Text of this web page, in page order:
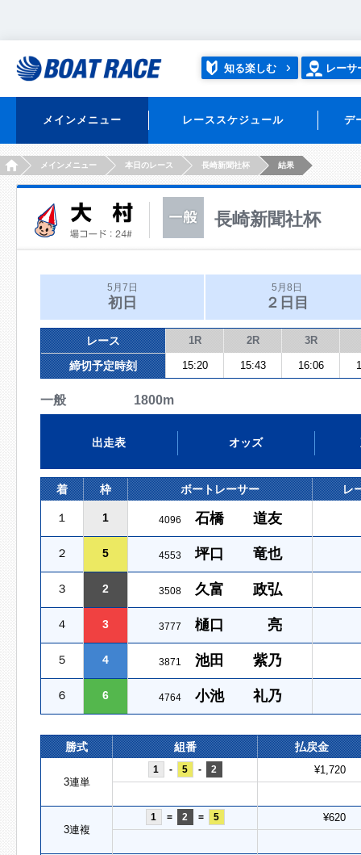
知る楽しむ レーサ
メインメニュー レーススケジュール デ
HOMEメインメニュー 本日のレース 長崎新聞社杯 結果
長崎新聞社杯
5月7日
初日
5月8日
２日目
レース 1R 2R 3R
締切予定時刻 15:20 15:43 16:06
一般 1800m
出走表 オッズ
着 枠 ボートレーサー レ
１ 1 4096 石橋 道友
２ 5 4553 坪口 竜也
３ 2 3508 久富 政弘
４ 3 3777 樋口 亮
５ 4 3871 池田 紫乃
６ 6 4764 小池 礼乃
勝式 組番 払戻金
3連単
1 - 5 - 2 ¥1,720
3連複
1 = 2 = 5 ¥620